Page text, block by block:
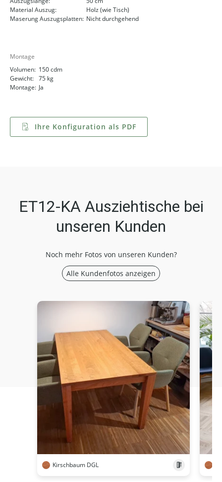
Material Auszug:
Holz (wie Tisch)
Maserung Auszugsplatten: Nicht durchgehend
Montage
Volumen: 150 cdm
Gewicht: 75 kg
Montage: Ja
Ihre Konfiguration als PDF
ET12-KA Ausziehtische bei
unseren Kunden
Noch mehr Fotos von unseren Kunden?
Alle Kundenfotos anzeigen
Kirschbaum DGL